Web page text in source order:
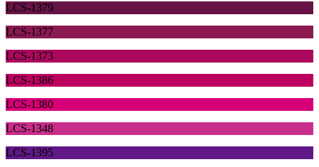
LCS-1379
LCS-1377
LCS-1373
LCS-1386
LCS-1380
LCS-1348
LCS-1395